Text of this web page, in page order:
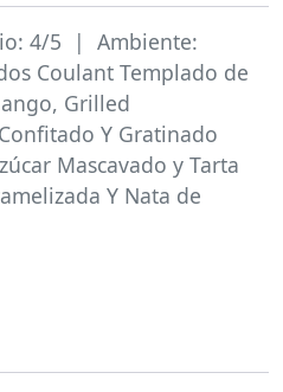
4/5 | Ambiente:
Coulant Templado de
Grilled
Y Gratinado
Mascavado y Tarta
Y Nata de